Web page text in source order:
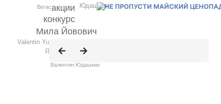
акции
конкурс
Мила Йовович
Valentin Yudashkin
Яйца Фаберже
Юдашкин
Валентин Юдашкин
Вегас